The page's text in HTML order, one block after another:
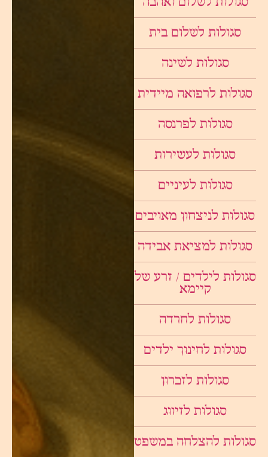
סגולות לשלום בית
סגולות לשינה
סגולות לרפואה מיידית
סגולות לפרנסה
סגולות לעשירות
סגולות לעיניים
סגולות לניצחון מאויבים
סגולות למציאת אבידה
סגולות לילדים / זרע של
קיימא
סגולות לחרדה
סגולות לחינוך ילדים
סגולות לזכרון
סגולות לזיווג
סגולות להצלחה במשפט